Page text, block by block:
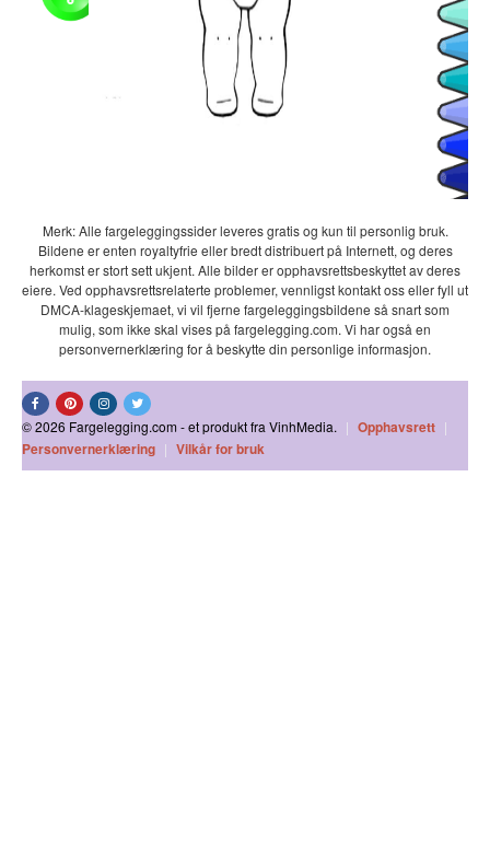
Merk: Alle fargeleggingssider leveres gratis og kun til personlig bruk.
Bildene er enten royaltyfrie eller bredt distribuert på Internett, og deres
herkomst er stort sett ukjent. Alle bilder er opphavsrettsbeskyttet av deres
eiere. Ved opphavsrettsrelaterte problemer, vennligst kontakt oss eller fyll ut
DMCA-klageskjemaet, vi vil fjerne fargeleggingsbildene så snart som
mulig, som ikke skal vises på fargelegging.com. Vi har også en
personvernerklæring for å beskytte din personlige informasjon.
© 2026 Fargelegging.com - et produkt fra VinhMedia. | Opphavsrett |
Personvernerklæring | Vilkår for bruk